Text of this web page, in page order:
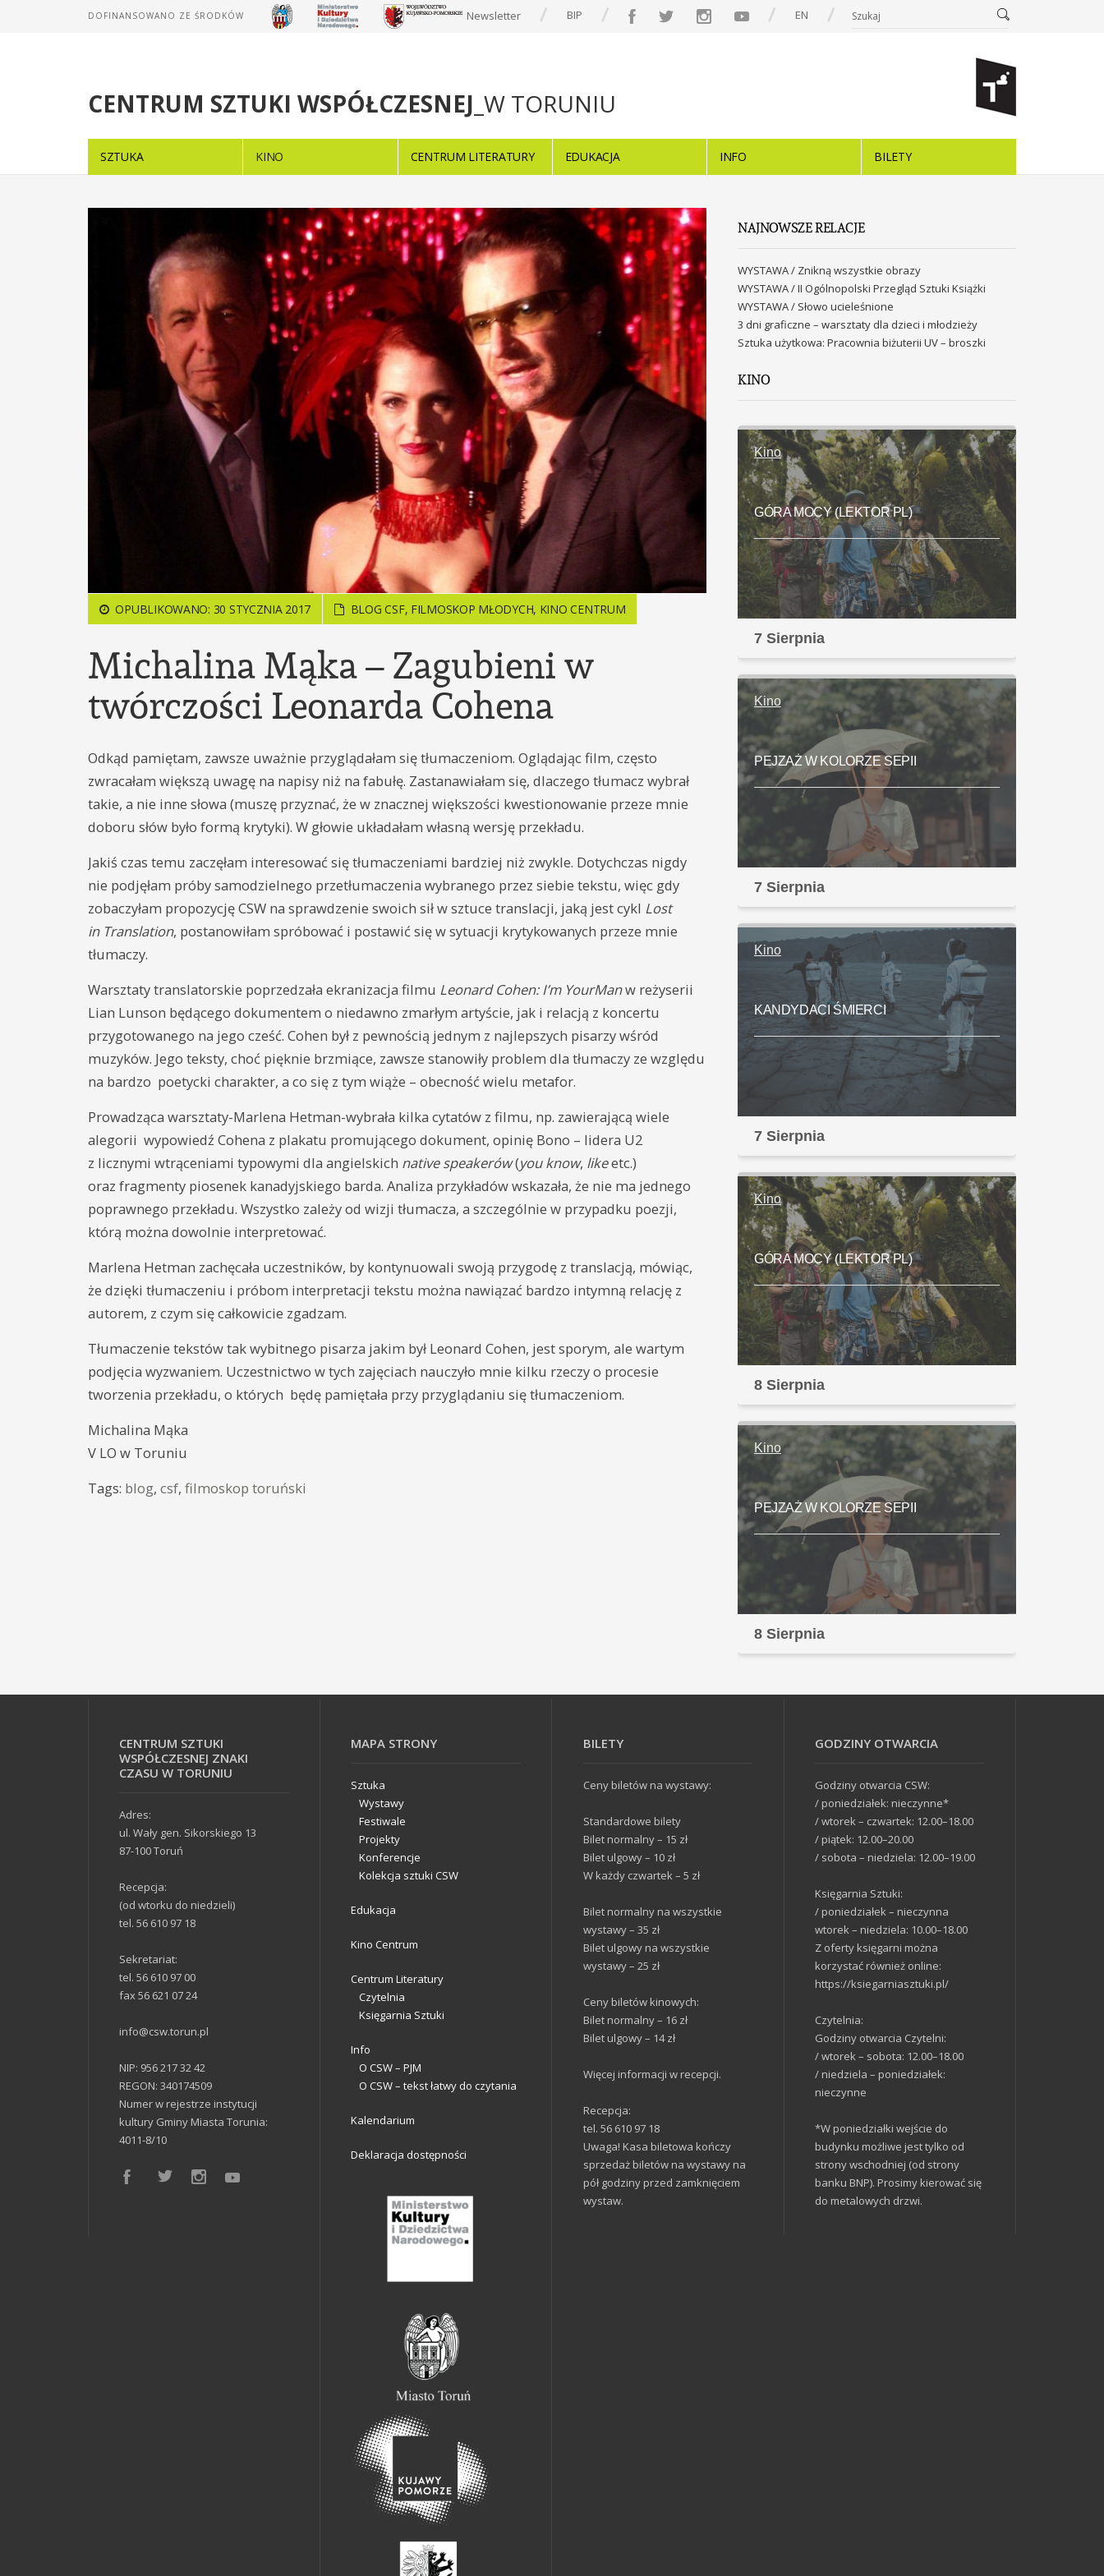
DOFINANSOWANO ZE ŚRODKÓW Newsletter BIP EN
CENTRUM SZTUKI WSPÓŁCZESNEJ _W TORUNIU
SZTUKA KINO CENTRUM LITERATURY EDUKACJA INFO BILETY
OPUBLIKOWANO: 30 STYCZNIA 2017 BLOG CSF, FILMOSKOP MŁODYCH, KINO CENTRUM
Michalina Mąka – Zagubieni w
twórczości Leonarda Cohena
Odkąd pamiętam, zawsze uważnie przyglądałam się tłumaczeniom. Oglądając film, często
zwracałam większą uwagę na napisy niż na fabułę. Zastanawiałam się, dlaczego tłumacz wybrał
takie, a nie inne słowa (muszę przyznać, że w znacznej większości kwestionowanie przeze mnie
doboru słów było formą krytyki). W głowie układałam własną wersję przekładu.
Jakiś czas temu zaczęłam interesować się tłumaczeniami bardziej niż zwykle. Dotychczas nigdy
nie podjęłam próby samodzielnego przetłumaczenia wybranego przez siebie tekstu, więc gdy
zobaczyłam propozycję CSW na sprawdzenie swoich sił w sztuce translacji, jaką jest cykl Lost
in Translation, postanowiłam spróbować i postawić się w sytuacji krytykowanych przeze mnie
tłumaczy.
Warsztaty translatorskie poprzedzała ekranizacja filmu Leonard Cohen: I’m YourManw reżyserii
Lian Lunson będącego dokumentem o niedawno zmarłym artyście, jak i relacją z koncertu
przygotowanego na jego cześć. Cohen był z pewnością jednym z najlepszych pisarzy wśród
muzyków. Jego teksty, choć pięknie brzmiące, zawsze stanowiły problem dla tłumaczy ze względu
na bardzo poetycki charakter, a co się z tym wiąże – obecność wielu metafor.
Prowadząca warsztaty-Marlena Hetman-wybrała kilka cytatów z filmu, np. zawierającą wiele
alegorii wypowiedź Cohena z plakatu promującego dokument, opinię Bono – lidera U2
z licznymi wtrąceniami typowymi dla angielskich native speakerów(you know, likeetc.)
oraz fragmenty piosenek kanadyjskiego barda. Analiza przykładów wskazała, że nie ma jednego
poprawnego przekładu. Wszystko zależy od wizji tłumacza, a szczególnie w przypadku poezji,
którą można dowolnie interpretować.
Marlena Hetman zachęcała uczestników, by kontynuowali swoją przygodę z translacją, mówiąc,
że dzięki tłumaczeniu i próbom interpretacji tekstu można nawiązać bardzo intymną relację z
autorem, z czym się całkowicie zgadzam.
Tłumaczenie tekstów tak wybitnego pisarza jakim był Leonard Cohen, jest sporym, ale wartym
podjęcia wyzwaniem. Uczestnictwo w tych zajęciach nauczyło mnie kilku rzeczy o procesie
tworzenia przekładu, o których będę pamiętała przy przyglądaniu się tłumaczeniom.
Michalina Mąka
V LO w Toruniu
Tags: blog, csf, filmoskop toruński
NAJNOWSZE RELACJE
WYSTAWA / Znikną wszystkie obrazy
WYSTAWA / II Ogólnopolski Przegląd Sztuki Książki
WYSTAWA / Słowo ucieleśnione
3 dni graficzne – warsztaty dla dzieci i młodzieży
Sztuka użytkowa: Pracownia biżuterii UV – broszki
KINO
Kino
GÓRA MOCY (LEKTOR PL)
7 Sierpnia
Kino
PEJZAŻ W KOLORZE SEPII
7 Sierpnia
Kino
KANDYDACI ŚMIERCI
7 Sierpnia
Kino
GÓRA MOCY (LEKTOR PL)
8 Sierpnia
Kino
PEJZAŻ W KOLORZE SEPII
8 Sierpnia
CENTRUM SZTUKI
WSPÓŁCZESNEJ ZNAKI
CZASU W TORUNIU
Adres:
ul. Wały gen. Sikorskiego 13
87-100 Toruń
Recepcja:
(od wtorku do niedzieli)
tel. 56 610 97 18
Sekretariat:
tel. 56 610 97 00
fax 56 621 07 24
info@csw.torun.pl
NIP: 956 217 32 42
REGON: 340174509
Numer w rejestrze instytucji
kultury Gminy Miasta Torunia:
4011-8/10
MAPA STRONY
Sztuka
Wystawy
Festiwale
Projekty
Konferencje
Kolekcja sztuki CSW
Edukacja
Kino Centrum
Centrum Literatury
Czytelnia
Księgarnia Sztuki
Info
O CSW – PJM
O CSW – tekst łatwy do czytania
Kalendarium
Deklaracja dostępności
BILETY
Ceny biletów na wystawy:
Standardowe bilety
Bilet normalny – 15 zł
Bilet ulgowy – 10 zł
W każdy czwartek – 5 zł
Bilet normalny na wszystkie
wystawy – 35 zł
Bilet ulgowy na wszystkie
wystawy – 25 zł
Ceny biletów kinowych:
Bilet normalny – 16 zł
Bilet ulgowy – 14 zł
Więcej informacji w recepcji.
Recepcja:
tel. 56 610 97 18
Uwaga! Kasa biletowa kończy
sprzedaż biletów na wystawy na
pół godziny przed zamknięciem
wystaw.
GODZINY OTWARCIA
Godziny otwarcia CSW:
/ poniedziałek: nieczynne*
/ wtorek – czwartek: 12.00–18.00
/ piątek: 12.00–20.00
/ sobota – niedziela: 12.00–19.00
Księgarnia Sztuki:
/ poniedziałek – nieczynna
wtorek – niedziela: 10.00–18.00
Z oferty księgarni można
korzystać również online:
https://ksiegarniasztuki.pl/
Czytelnia:
Godziny otwarcia Czytelni:
/ wtorek – sobota: 12.00–18.00
/ niedziela – poniedziałek:
nieczynne
*W poniedziałki wejście do
budynku możliwe jest tylko od
strony wschodniej (od strony
banku BNP). Prosimy kierować się
do metalowych drzwi.